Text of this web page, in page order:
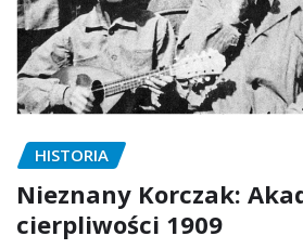
HISTORIA
Nieznany Korczak:
cierpliwości 1909